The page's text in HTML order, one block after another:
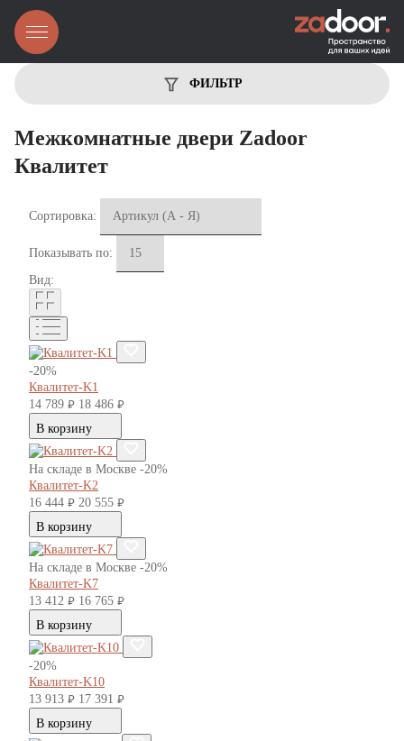
ФИЛЬТР
Межкомнатные двери Zadoor
Квалитет
Сортировка:
Показывать по:
Вид:
-20%
Квалитет-K1
14 789 руб. 18 486 руб.
В корзину
На складе в Москве -20%
Квалитет-K2
16 444 руб. 20 555 руб.
В корзину
На складе в Москве -20%
Квалитет-K7
13 412 руб. 16 765 руб.
В корзину
-20%
Квалитет-K10
13 913 руб. 17 391 руб.
В корзину